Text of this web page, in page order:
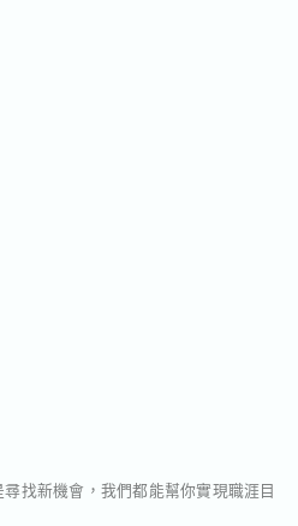
找新機會，我們都能幫你實現職涯目